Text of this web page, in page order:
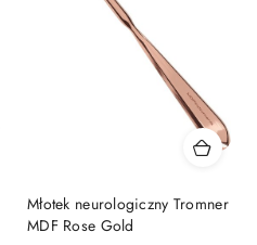
Młotek neurologiczny Tromner
MDF Rose Gold